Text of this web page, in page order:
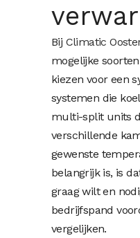
Bij Climatic
mogelijke
kiezen voor een
systemen die
multi-split units
verschillende
gewenste
belangrijk is, is
graag wilt en
bedrijfspand
vergelijken.